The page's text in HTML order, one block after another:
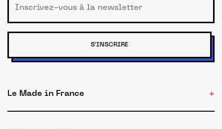
S'INSCRIRE
Le Made in France